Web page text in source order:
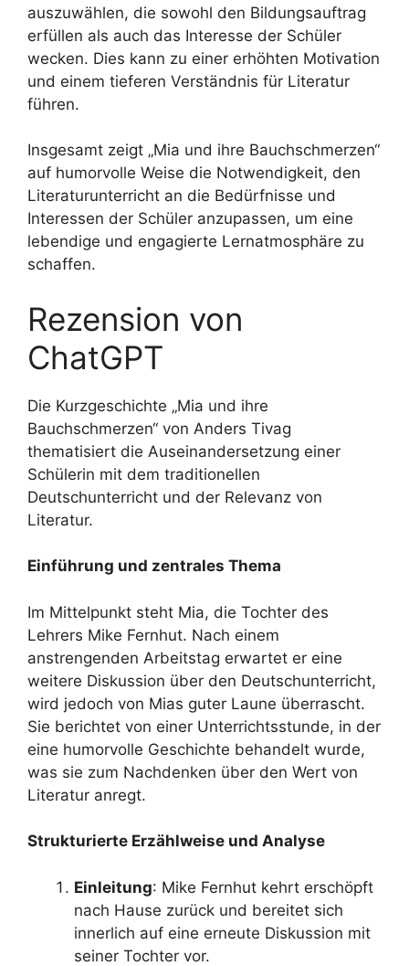
auszuwählen, die sowohl den Bildungsauftrag
erfüllen als auch das Interesse der Schüler
wecken. Dies kann zu einer erhöhten Motivation
und einem tieferen Verständnis für Literatur
führen.
Insgesamt zeigt „Mia und ihre Bauchschmerzen“
auf humorvolle Weise die Notwendigkeit, den
Literaturunterricht an die Bedürfnisse und
Interessen der Schüler anzupassen, um eine
lebendige und engagierte Lernatmosphäre zu
schaffen.
Rezension von
ChatGPT
Die Kurzgeschichte „Mia und ihre
Bauchschmerzen“ von Anders Tivag
thematisiert die Auseinandersetzung einer
Schülerin mit dem traditionellen
Deutschunterricht und der Relevanz von
Literatur.
Einführung und zentrales Thema
Im Mittelpunkt steht Mia, die Tochter des
Lehrers Mike Fernhut. Nach einem
anstrengenden Arbeitstag erwartet er eine
weitere Diskussion über den Deutschunterricht,
wird jedoch von Mias guter Laune überrascht.
Sie berichtet von einer Unterrichtsstunde, in der
eine humorvolle Geschichte behandelt wurde,
was sie zum Nachdenken über den Wert von
Literatur anregt.
Strukturierte Erzählweise und Analyse
Einleitung: Mike Fernhut kehrt erschöpft
nach Hause zurück und bereitet sich
innerlich auf eine erneute Diskussion mit
seiner Tochter vor.